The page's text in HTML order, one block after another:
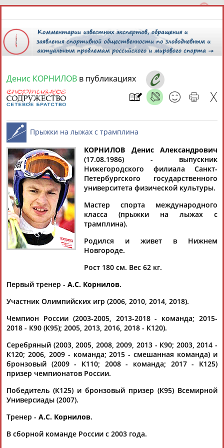
7 августа 2026 года,
СПОРТСМЕНЫ, ТРЕНЕРЫ И СПЕЦИАЛИСТЫ
Найдено: 1персона Расширенный поиск
Денис
КОРНИЛОВ
Ваш запрос: "Денис Корнилов"
1 2 3 4 5 6 7
Прыжки на лыжах с трамплина. Кубок мира 2021/22. Нижний
Тагил. Мужчины (прямая видеотрансляция)
...Климов 17-й, Михаил Назаров 31-й, Александр Баженов 43-
й,Денис Корнилов 46-й, Роман Трофимов 50-й. Не обошлось
и без...
(Проект: Информационное агентство СТАДИОН
20.11.2021
В Нижнем Новгороде состоялось открытие трамплина К-60
...настоящее время нижегородские спортсмены Михаил
Максимочкин,Денис
Александр Сардыко, Иван Ланин...
(Проект:Информационное агентство СТАДИОН
07.03.2021
Денис КОРНИЛОВ в публикациях
Прыжки на лыжах с трамплина
КОРНИЛОВ Денис Александрович
(17.08.1986) - выпускник
Нижегородского филиала Санкт-
Петербургского государственного
университета физической культуры.
Мастер спорта международного
класса (прыжки на лыжах с
трамплина).
Родился и живет в Нижнем
Новгороде.
Рост 180 см. Вес 62 кг.
Первый тренер - А.С. Корнилов.
Участник Олимпийских игр (2006, 2010, 2014, 2018).
Чемпион России (2003-2005, 2013-2018 - команда; 2015-
2018 - К90 (К95); 2005, 2013, 2016, 2018 - К120).
Серебряный (2003, 2005, 2008, 2009, 2013 - К90; 2003, 2014 -
К120; 2006, 2009 - команда; 2015 - смешанная команда) и
бронзовый (2009 - К110; 2008 - команда; 2017 - К125)
призер чемпионатов России.
Победитель (К125) и бронзовый призер (К95) Всемирной
Универсиады (2007).
Тренер - А.С. Корнилов.
В сборной команде России с 2003 года.